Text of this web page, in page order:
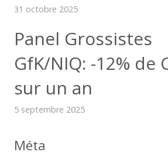
31 octobre 2025
Panel Grossistes
GfK/NIQ: -12% de
sur un an
5 septembre 2025
Méta